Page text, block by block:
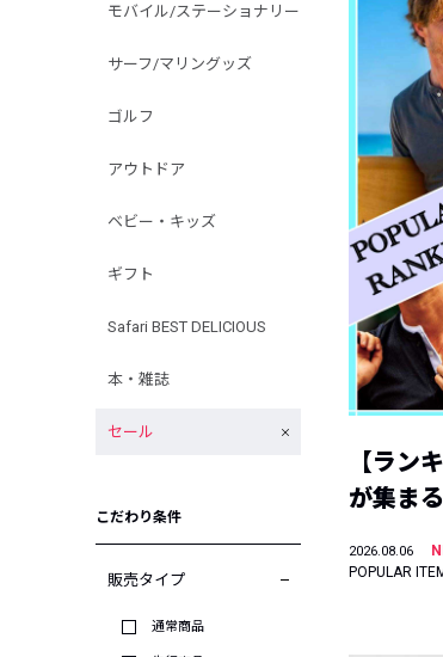
モバイル/ステーショナリー
サーフ/マリングッズ
ゴルフ
アウトドア
ベビー・キッズ
ギフト
Safari BEST DELICIOUS
本・雑誌
セール
こだわり条件
販売タイプ
通常商品
【ラン
が集ま
2026.08.06
POPULAR